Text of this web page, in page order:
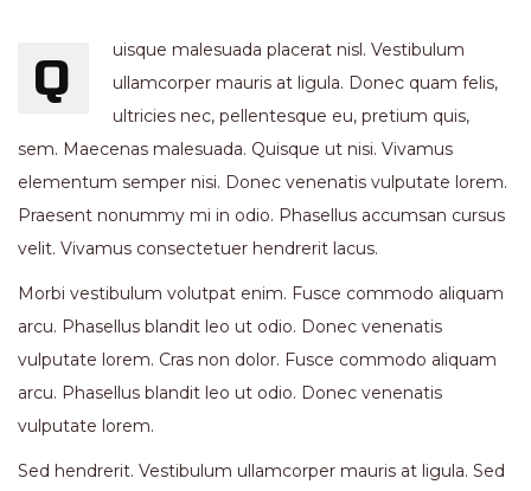
Q
uisque malesuada placerat nisl. Vestibulum
ullamcorper mauris at ligula. Donec quam felis,
ultricies nec, pellentesque eu, pretium quis,
sem. Maecenas malesuada. Quisque ut nisi. Vivamus
elementum semper nisi. Donec venenatis vulputate lorem.
Praesent nonummy mi in odio. Phasellus accumsan cursus
velit. Vivamus consectetuer hendrerit lacus.
Morbi vestibulum volutpat enim. Fusce commodo aliquam
arcu. Phasellus blandit leo ut odio. Donec venenatis
vulputate lorem. Cras non dolor. Fusce commodo aliquam
arcu. Phasellus blandit leo ut odio. Donec venenatis
vulputate lorem.
Sed hendrerit. Vestibulum ullamcorper mauris at ligula. Sed